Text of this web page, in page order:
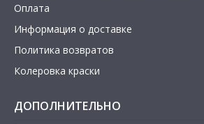
Оплата
Информация о доставке
Политика возвратов
Колеровка краски
ДОПОЛНИТЕЛЬНО